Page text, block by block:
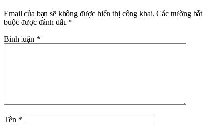
Email của bạn sẽ không được hiển thị công khai. Các trường bắt
buộc được đánh dấu *
Bình luận *
Tên *